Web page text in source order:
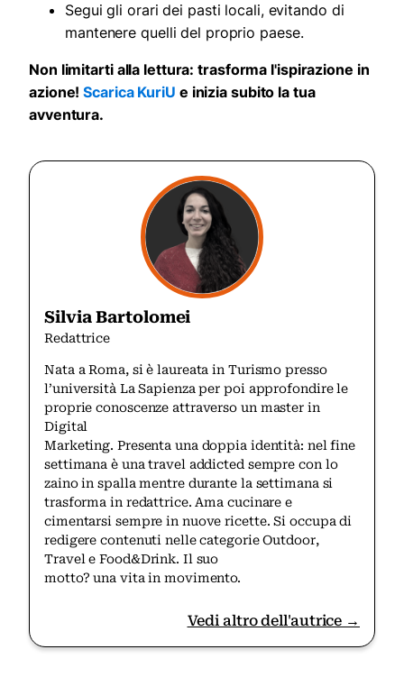
Segui gli orari dei pasti locali, evitando di
mantenere quelli del proprio paese.
Non limitarti alla lettura: trasforma l'ispirazione in
azione!Scarica KuriU e inizia subito la tua
avventura.
Silvia Bartolomei
Redattrice
Nata a Roma, si è laureata in Turismo presso
l’università La Sapienza per poi approfondire le
proprie conoscenze attraverso un master in
Digital
Marketing. Presenta una doppia identità: nel fine
settimana è una travel addicted sempre con lo
zaino in spalla mentre durante la settimana si
trasforma in redattrice. Ama cucinare e
cimentarsi sempre in nuove ricette. Si occupa di
redigere contenuti nelle categorie Outdoor,
Travel e Food&Drink. Il suo
motto? una vita in movimento.
Vedi altro dell'autrice →